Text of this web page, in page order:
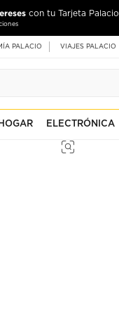
con tu Tarjeta Palacio
PALACIO VIAJES PALACIO
HOGAR ELECTRÓNICA